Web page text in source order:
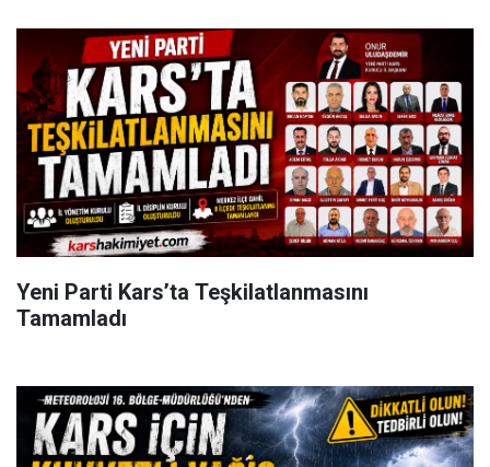
Yeni Parti Kars’ta Teşkilatlanmasını
Tamamladı